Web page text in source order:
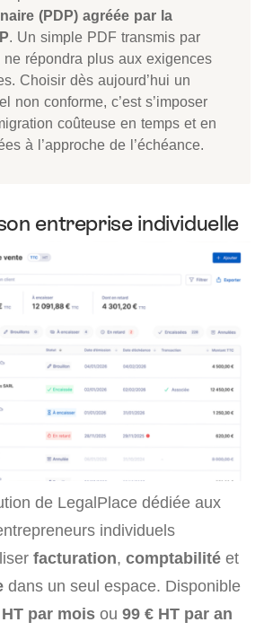
(PDP) agréée par la
. Un simple PDF transmis par
ne répondra plus aux exigences
Choisir dès aujourd’hui un
non conforme, c’est s’imposer
coûteuse en temps et en
à l’approche de l’échéance.
entreprise individuelle
de LegalPlace dédiée aux
individuels
facturation, comptabilité et
dans un seul espace. Disponible
par mois ou 99 € HT par an